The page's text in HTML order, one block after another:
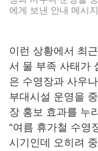
에게 보낸 안내 메시
이런 상황에서 최
서 물 부족 사태가
은 수영장과 사우
부대시설 운영을
장 홍보 효과를 누
“여름 휴가철 수영
시기인데 오히려